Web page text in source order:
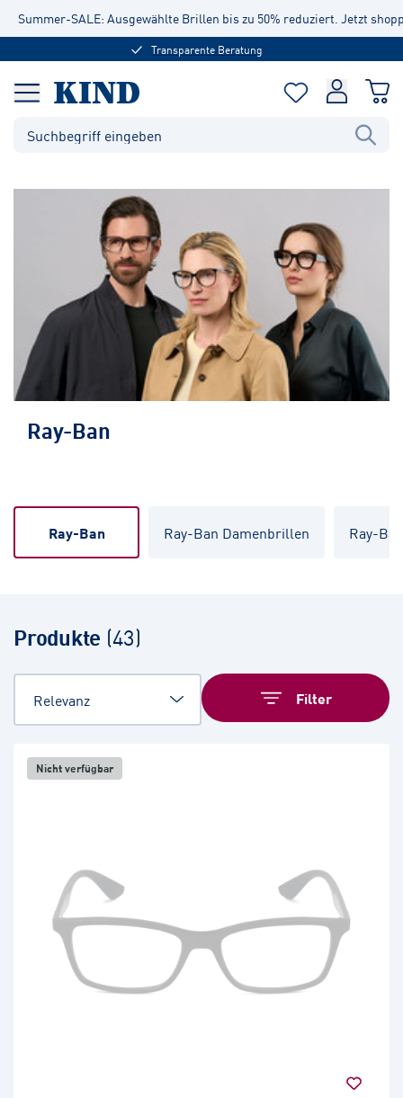
Summer-SALE: Ausgewählte Brillen bis zu 50% reduziert. Jetzt
Transparente Beratung
Ray-Ban
Ray-Ban Ray-Ban Damenbrillen Ray-
Produkte (43)
Filter
Nicht verfügbar